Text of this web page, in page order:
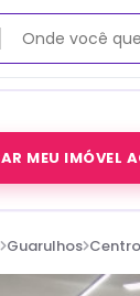
MEU IMÓVEL
Guarulhos Centro